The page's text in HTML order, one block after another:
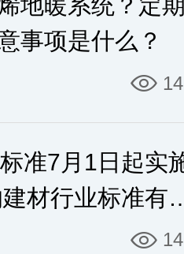
地暖系统？定
事项是什么？
准7月1日起实
材行业标准有